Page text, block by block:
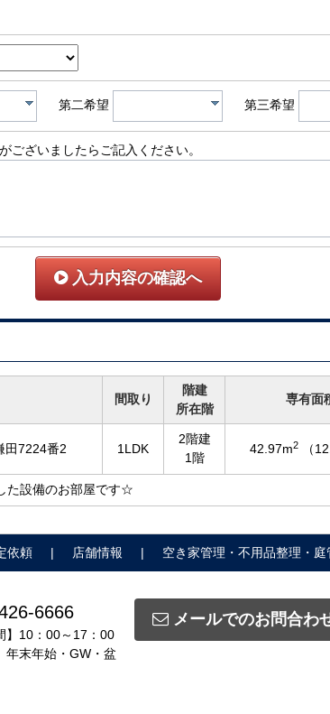
第二希望 第三希望
ございましたらご記入ください。
入力内容の確認へ
間取り
階建
所在階
専有面
田7224番2 1LDK
2階建
1階
42.97m2 （
た設備のお部屋です☆
依頼 店舗情報 空き家管理・不用品整理・庭
6666
】10：00～17：00
年末年始・GW・盆
メールでのお問合わ